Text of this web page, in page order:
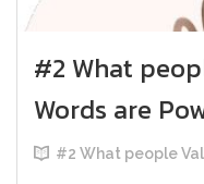
#2 What
Words are
#2 What people